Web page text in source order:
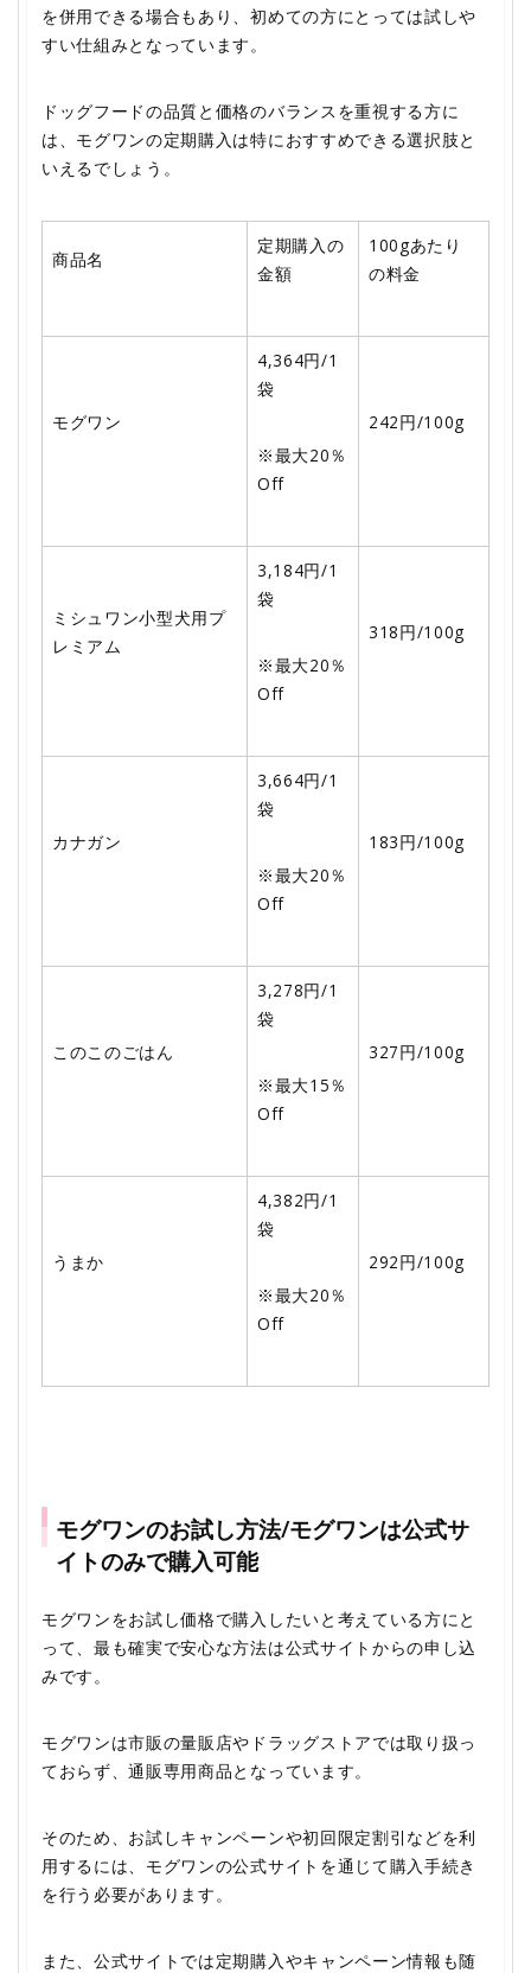
を併用できる場合もあり、初めての方にとっては試しや
すい仕組みとなっています。
ドッグフードの品質と価格のバランスを重視する方に
は、モグワンの定期購入は特におすすめできる選択肢と
いえるでしょう。
商品名
定期購入の
金額
100gあたり
の料金
モグワン
4,364円/1
袋
※最大20％
Off
242円/100g
ミシュワン小型犬用プ
レミアム
3,184円/1
袋
※最大20％
Off
318円/100g
カナガン
3,664円/1
袋
※最大20％
Off
183円/100g
このこのごはん
3,278円/1
袋
※最大15％
Off
327円/100g
うまか
4,382円/1
袋
※最大20％
Off
292円/100g
モグワンのお試し方法/モグワンは公式サ
イトのみで購入可能
モグワンをお試し価格で購入したいと考えている方にと
って、最も確実で安心な方法は公式サイトからの申し込
みです。
モグワンは市販の量販店やドラッグストアでは取り扱っ
ておらず、通販専用商品となっています。
そのため、お試しキャンペーンや初回限定割引などを利
用するには、モグワンの公式サイトを通じて購入手続き
を行う必要があります。
また、公式サイトでは定期購入やキャンペーン情報も随